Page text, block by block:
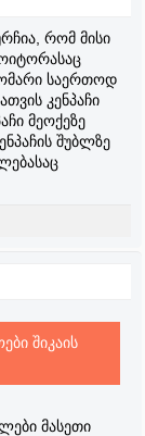
რომ მისი
საერთოდ
კენპაჩი
მეოქეზე
შუბლზე
შიკაის
მასეთი